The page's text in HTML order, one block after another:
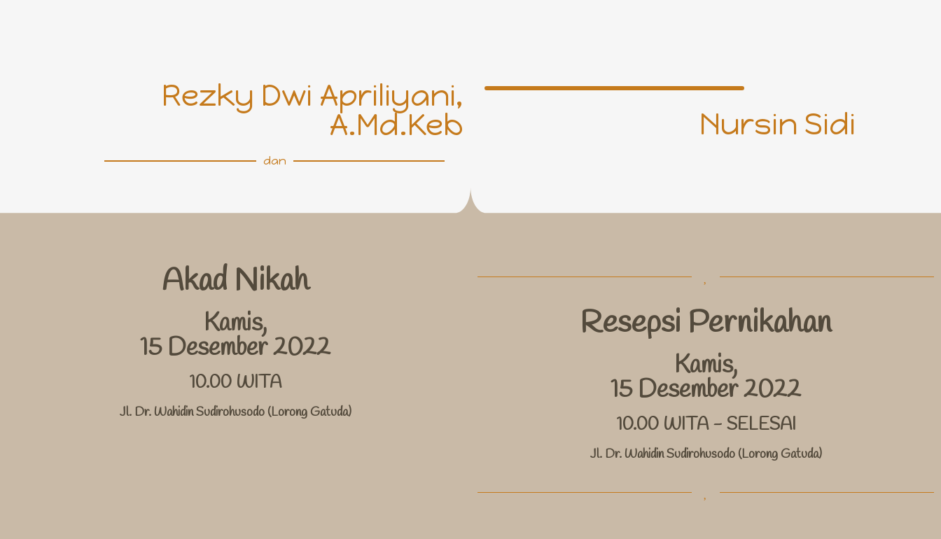
Rezky Dwi Apriliyani,
A.Md.Keb
dan
Nursin Sidi
Akad Nikah
Kamis,
15 Desember 2022
10.00 WITA
Jl. Dr. Wahidin Sudirohusodo (Lorong Gatuda)
Resepsi Pernikahan
Kamis,
15 Desember 2022
10.00 WITA - SELESAI
Jl. Dr. Wahidin Sudirohusodo (Lorong Gatuda)